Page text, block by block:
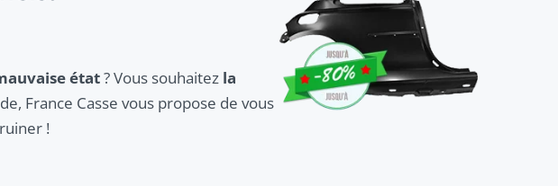
état? Vous souhaitez la
France Casse vous propose de vous
!